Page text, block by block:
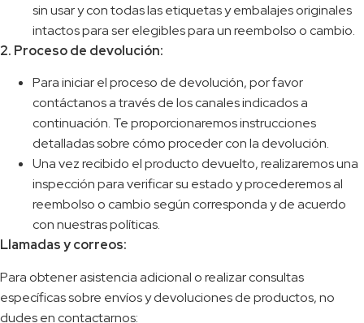
sin usar y con todas las etiquetas y embalajes originales
intactos para ser elegibles para un reembolso o cambio.
2. Proceso de devolución:
Para iniciar el proceso de devolución, por favor
contáctanos a través de los canales indicados a
continuación. Te proporcionaremos instrucciones
detalladas sobre cómo proceder con la devolución.
Una vez recibido el producto devuelto, realizaremos una
inspección para verificar su estado y procederemos al
reembolso o cambio según corresponda y de acuerdo
con nuestras políticas.
Llamadas y correos:
Para obtener asistencia adicional o realizar consultas
específicas sobre envíos y devoluciones de productos, no
dudes en contactarnos: